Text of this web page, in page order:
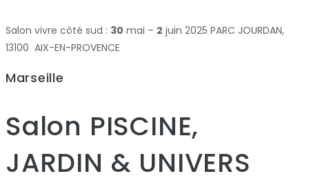
Salon vivre côté sud : 30 mai – 2 juin 2025 PARC JOURDAN,
13100 AIX-EN-PROVENCE
Marseille
Salon PISCINE,
JARDIN & UNIVERS